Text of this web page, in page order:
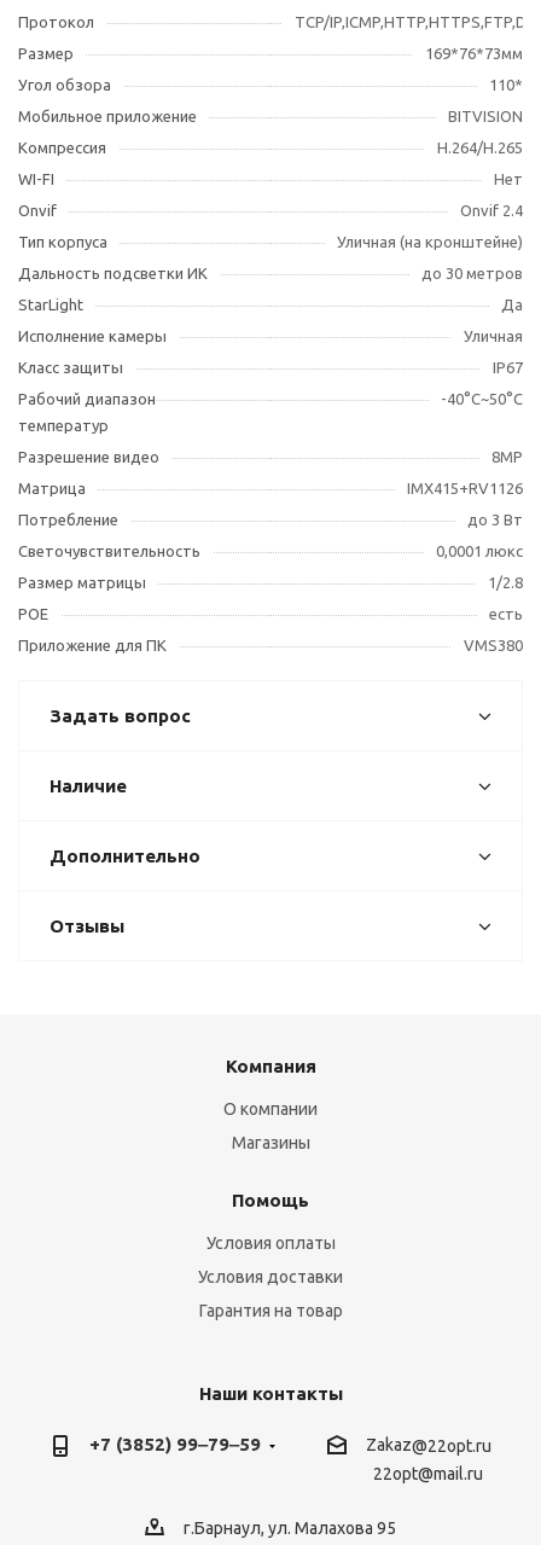
Протокол
TCP/
Размер
169*76*73мм
Угол обзора
110*
Мобильное приложение
BITVISION
Компрессия
H.264/H.265
WI-FI
Нет
Оnvif
Onvif 2.4
Тип корпуса
Уличная (на кронштейне)
Дальность подсветки ИК
до 30 метров
StarLight
Да
Исполнение камеры
Уличная
Класс защиты
IP67
Рабочий диапазон
температур
-40°С~50°С
Разрешение видео
8MP
Матрица
IMX415+RV1126
Потребление
до 3 Вт
Светочувствительность
0,0001 люкс
Размер матрицы
1/2.8
POE
есть
Приложение для ПК
VMS380
Задать вопрос
Наличие
Дополнительно
Отзывы
Компания
О компании
Магазины
Помощь
Условия оплаты
Условия доставки
Гарантия на товар
Наши контакты
+7 (3852) 99‒79‒59 Zakaz@22opt.ru
22opt@mail.ru
г.Барнаул, ул. Малахова 95